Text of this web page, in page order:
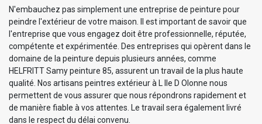
N'embauchez pas simplement une entreprise de peinture pour
peindre l'extérieur de votre maison. Il est important de savoir que
l'entreprise que vous engagez doit être professionnelle, réputée,
compétente et expérimentée. Des entreprises qui opèrent dans le
domaine de la peinture depuis plusieurs années, comme
HELFRITT Samy peinture 85, assurent un travail de la plus haute
qualité. Nos artisans peintres extérieur à L Ile D Olonne nous
permettent de vous assurer que nous répondrons rapidement et
de manière fiable à vos attentes. Le travail sera également livré
dans le respect du délai convenu.